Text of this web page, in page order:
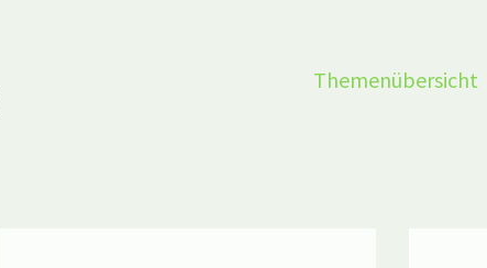
Themenübersicht